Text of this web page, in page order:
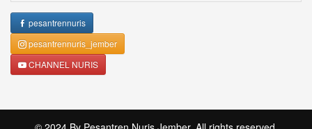
pesantrennuris
pesantrennuris_jember
CHANNEL NURIS